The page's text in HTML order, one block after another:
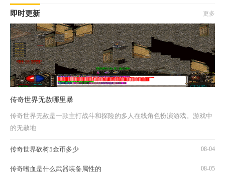
即时更新 更多
传奇世界无赦哪里暴
传奇世界无赦是一款主打战斗和探险的多人在线角色扮演游戏。游戏中
的无赦地
传奇世界砍树5金币多少 08-04
传奇嗜血是什么武器装备属性的 08-05